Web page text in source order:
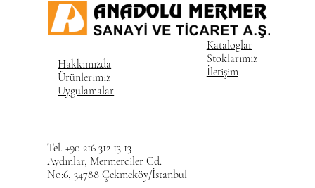
Hakkımızda
Ürünlerimiz
Uygulamalar
Kataloglar
Stoklarımız
İletişim
Tel. +90 216 312 13 13
Aydınlar, Mermerciler Cd.
No:6, 34788 Çekmeköy/İstanbul